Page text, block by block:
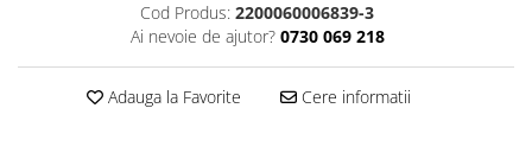
Cod Produs: 2200060006839-3
Ai nevoie de ajutor? 0730 069 218
Adauga la Favorite Cere informatii